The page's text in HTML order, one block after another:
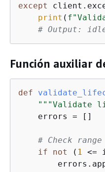
except
print (
# Output:
Función auxiliar
def
"""Validate
    errors = []
# Check
if
not ( 1 <=